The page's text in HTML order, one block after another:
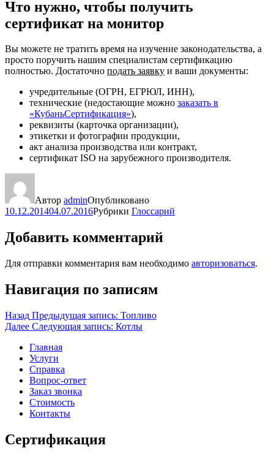
Что нужно, чтобы получить
сертификат на монитор
Вы можете не тратить время на изучение законодательства, а
просто поручить нашим специалистам сертификацию
полностью. Достаточно подать заявку и ваши документы:
учредительные (ОГРН, ЕГРЮЛ, ИНН),
технические (недостающие можно заказать в
«КубаньСертификация»),
реквизиты (карточка организации),
этикетки и фотографии продукции,
акт анализа производства или контракт,
сертификат ISО на зарубежного производителя.
Автор adminОпубликовано
10.12.201404.07.2016Рубрики Глоссарий
Добавить комментарий
Для отправки комментария вам необходимо авторизоваться.
Навигация по записям
Назад Предыдущая запись: Топливо
Далее Следующая запись: Котлы
Главная
Услуги
Справка
Вопрос-ответ
Заказ звонка
Стоимость
Контакты
Сертификация